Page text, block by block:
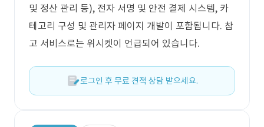
및 정산 관리 등), 전자 서명 및 안전 결제 시스템, 카
테고리 구성 및 관리자 페이지 개발이 포함됩니다. 참
고 서비스로는 위시켓이 언급되어 있습니다.
로그인 후 무료 견적 상담 받으세요.